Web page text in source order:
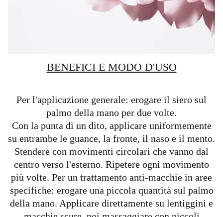
BENEFICI E MODO D'USO
Per l'applicazione generale: erogare il siero sul
palmo della mano per due volte.
Con la punta di un dito, applicare uniformemente
su entrambe le guance, la fronte, il naso e il mento.
Stendere con movimenti circolari che vanno dal
centro verso l'esterno. Ripetere ogni movimento
più volte. Per un trattamento anti-macchie in aree
specifiche: erogare una piccola quantità sul palmo
della mano. Applicare direttamente su lentiggini e